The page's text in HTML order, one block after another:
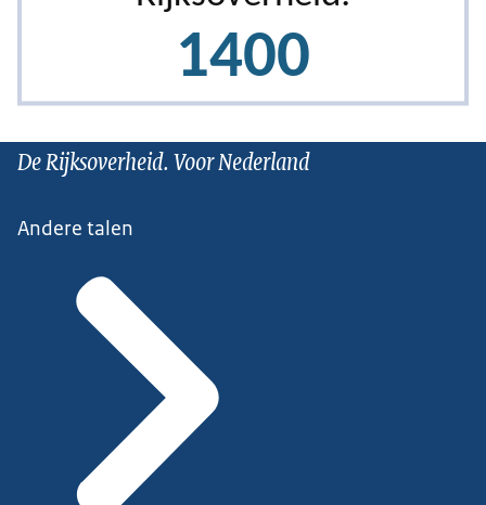
De Rijksoverheid. Voor Nederland
Andere talen